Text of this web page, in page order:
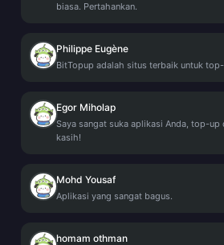
biasa. Pertahankan.
Philippe Eugène
BitTopup adalah situs terbaik untuk
Egor Miholap
Saya sangat suka aplikasi Anda, top-up
kasih!
Mohd Yousaf
Aplikasi yang sangat bagus.
homam othman